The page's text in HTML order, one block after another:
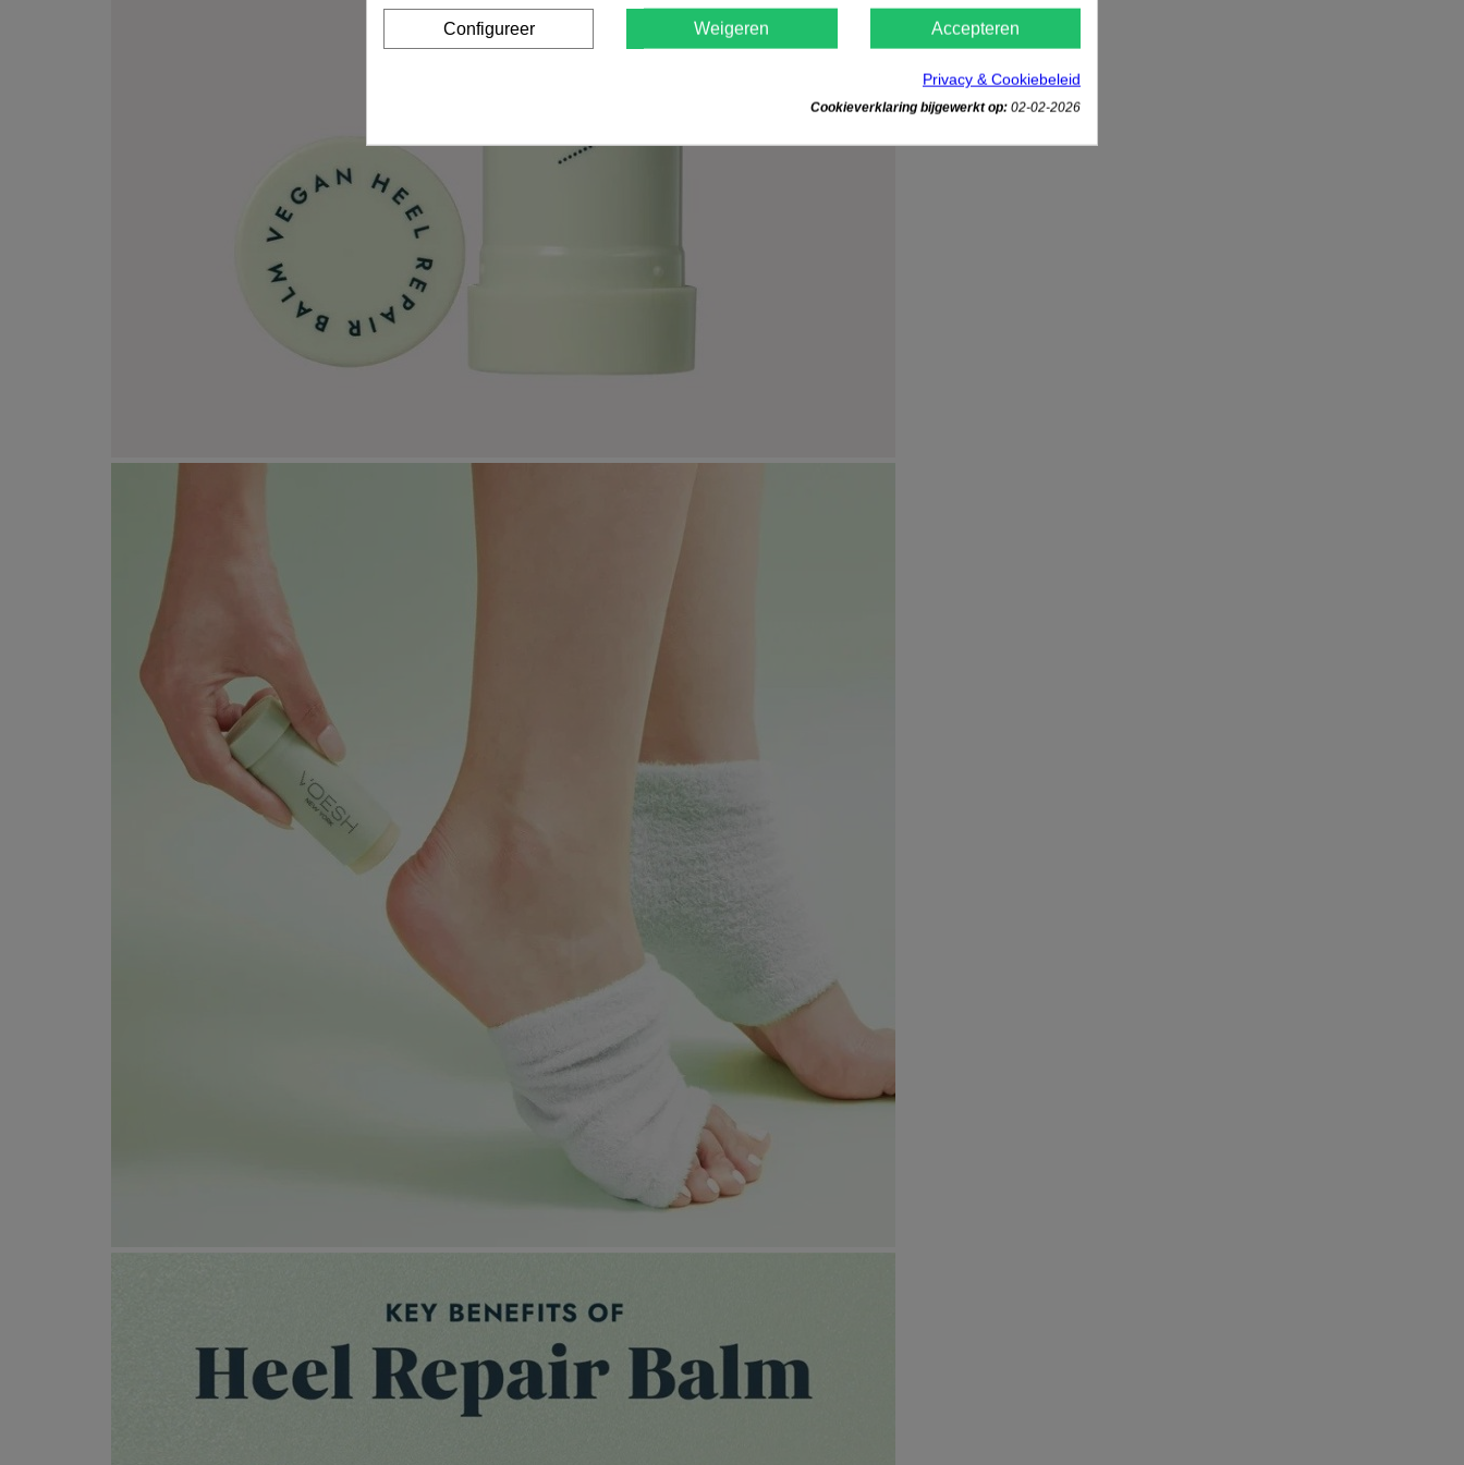
Configureer Weigeren Accepteren
Privacy & Cookiebeleid
Cookieverklaring bijgewerkt op: 02-02-2026